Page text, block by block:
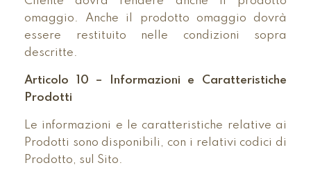
omaggio. Anche il prodotto omaggio dovrà
essere restituito nelle condizioni sopra
descritte.
Articolo 10 – Informazioni e Caratteristiche
Prodotti
Le informazioni e le caratteristiche relative ai
Prodotti sono disponibili, con i relativi codici di
Prodotto, sul Sito.